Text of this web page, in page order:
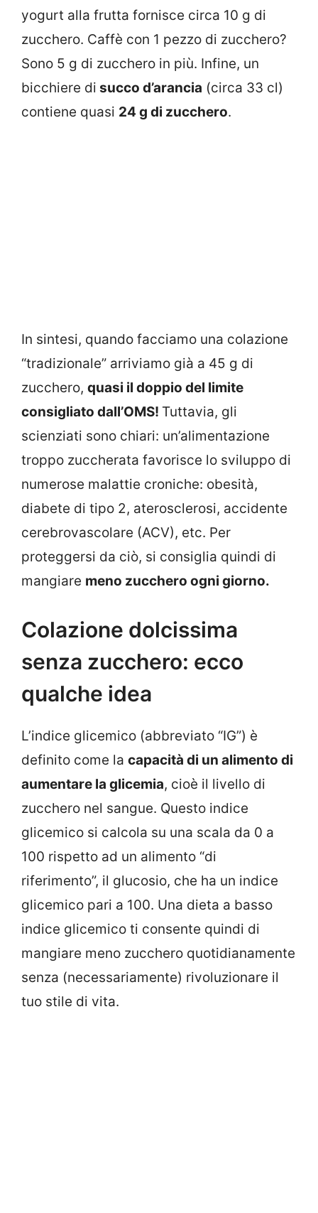
yogurt alla frutta fornisce circa 10 g di
zucchero. Caffè con 1 pezzo di zucchero?
Sono 5 g di zucchero in più. Infine, un
bicchiere di succo d’arancia (circa 33 cl)
contiene quasi 24 g di zucchero.
In sintesi, quando facciamo una colazione
“tradizionale” arriviamo già a 45 g di
zucchero, quasi il doppio del limite
consigliato dall’OMS! Tuttavia, gli
scienziati sono chiari: un’alimentazione
troppo zuccherata favorisce lo sviluppo di
numerose malattie croniche: obesità,
diabete di tipo 2, aterosclerosi, accidente
cerebrovascolare (ACV), etc. Per
proteggersi da ciò, si consiglia quindi di
mangiare meno zucchero ogni giorno.
Colazione dolcissima
senza zucchero: ecco
qualche idea
L’indice glicemico (abbreviato “IG”) è
definito come la capacità di un alimento di
aumentare la glicemia, cioè il livello di
zucchero nel sangue. Questo indice
glicemico si calcola su una scala da 0 a
100 rispetto ad un alimento “di
riferimento”, il glucosio, che ha un indice
glicemico pari a 100. Una dieta a basso
indice glicemico ti consente quindi di
mangiare meno zucchero quotidianamente
senza (necessariamente) rivoluzionare il
tuo stile di vita.